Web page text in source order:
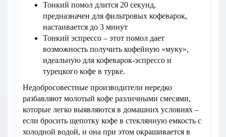
Тонкий помол длится 20 секунд,
предназначен для фильтровых кофеварок,
настаивается до 3 минут
Тонкий эспрессо – этот помол дает
возможность получить кофейную «муку»,
идеальную для кофеварок-эспрессо и
турецкого кофе в турке.
Недобросовестные производители нередко
разбавляют молотый кофе различными смесями,
которые легко выявляются в домашних условиях –
если бросить щепотку кофе в стеклянную емкость с
холодной водой, и она при этом окрашивается в